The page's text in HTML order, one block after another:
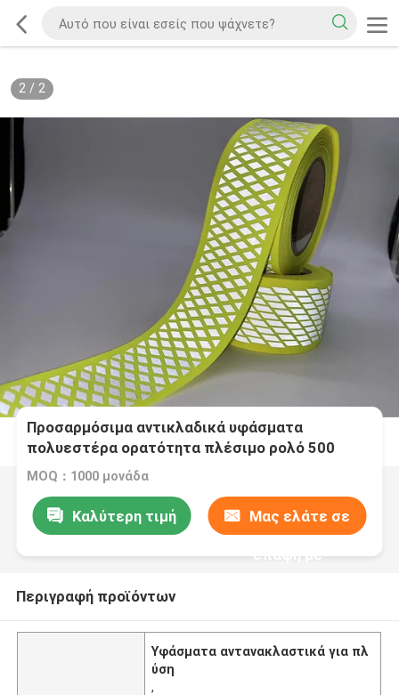
2/ 2
Προσαρμόσιμα αντικλαδικά υφάσματα
πολυεστέρα ορατότητα πλέσιμο ρολό 500
Cd/lux.m2
MOQ：1000 μονάδα
Καλύτερη τιμή Μας ελάτε σε
επαφή με
Περιγραφή προϊόντων
Υφάσματα αντανακλαστικά για πλ
ύση
,